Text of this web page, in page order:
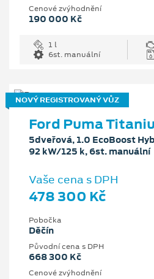
Cenové zvýhodnění
190 000 Kč
1 l
6st. manuální
NOVÝ REGISTROVANÝ VŮZ
Ford Puma
5dveřová, 1.0 EcoBoost
92 kW/125 k, 6st. manuální
Vaše cena s DPH
478 300 Kč
Pobočka
Děčín
Původní cena s DPH
668 300 Kč
Cenové zvýhodnění